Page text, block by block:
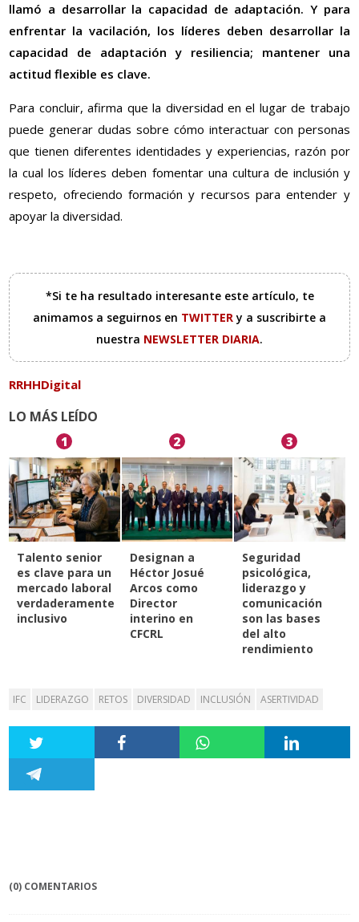
llamó a desarrollar la capacidad de adaptación. Y para
enfrentar la vacilación, los líderes deben desarrollar la
capacidad de adaptación y resiliencia; mantener una
actitud flexible es clave.
Para concluir, afirma que la diversidad en el lugar de trabajo
puede generar dudas sobre cómo interactuar con personas
que tienen diferentes identidades y experiencias, razón por
la cual los líderes deben fomentar una cultura de inclusión y
respeto, ofreciendo formación y recursos para entender y
apoyar la diversidad.
*Si te ha resultado interesante este artículo, te
animamos a seguirnos en TWITTERy a suscribirte a
nuestra NEWSLETTER DIARIA.
RRHHDigital
LO MÁS LEÍDO
1
Talento senior
es clave para un
mercado laboral
verdaderamente
inclusivo
2
Designan a
Héctor Josué
Arcos como
Director
interino en
CFCRL
3
Seguridad
psicológica,
liderazgo y
comunicación
son las bases
del alto
rendimiento
IFC LIDERAZGO RETOS DIVERSIDAD INCLUSIÓN ASERTIVIDAD
(0) COMENTARIOS